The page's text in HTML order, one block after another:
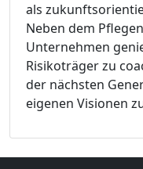
als
Neben dem
Unternehmen
Risikoträger zu
der nächsten
eigenen Visionen